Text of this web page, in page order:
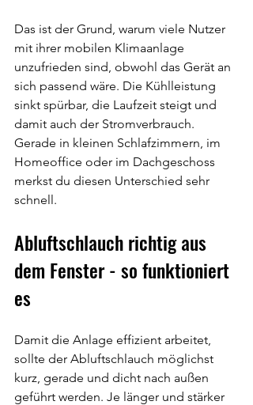
Das ist der Grund, warum viele Nutzer
mit ihrer mobilen Klimaanlage
unzufrieden sind, obwohl das Gerät an
sich passend wäre. Die Kühlleistung
sinkt spürbar, die Laufzeit steigt und
damit auch der Stromverbrauch.
Gerade in kleinen Schlafzimmern, im
Homeoffice oder im Dachgeschoss
merkst du diesen Unterschied sehr
schnell.
Abluftschlauch richtig aus
dem Fenster - so funktioniert
es
Damit die Anlage effizient arbeitet,
sollte der Abluftschlauch möglichst
kurz, gerade und dicht nach außen
geführt werden. Je länger und stärker